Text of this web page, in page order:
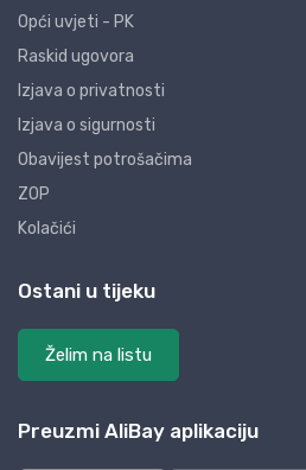
Opći uvjeti - PK
Raskid ugovora
Izjava o privatnosti
Izjava o sigurnosti
Obavijest potrošačima
ZOP
Kolačići
Ostani u tijeku
Želim na listu
Preuzmi AliBay aplikaciju